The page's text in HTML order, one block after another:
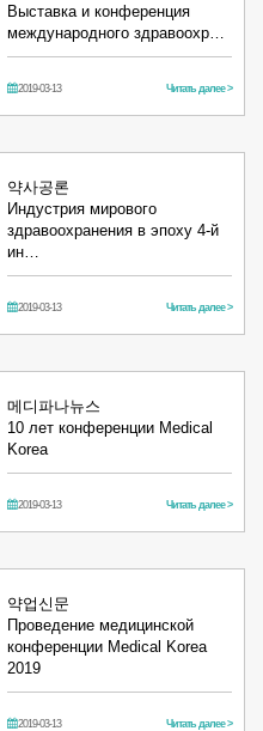
Выставка и конференция
международного здравоохр…
2019-03-13 Читать далее >
약사공론
Индустрия мирового
здравоохранения в эпоху 4-й
ин…
2019-03-13 Читать далее >
메디파나뉴스
10 лет конференции Medical
Korea
2019-03-13 Читать далее >
약업신문
Проведение медицинской
конференции Medical Korea
2019
2019-03-13 Читать далее >